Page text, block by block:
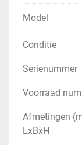
Model
Conditie
Serienummer
Voorraad
Afmetingen
LxBxH